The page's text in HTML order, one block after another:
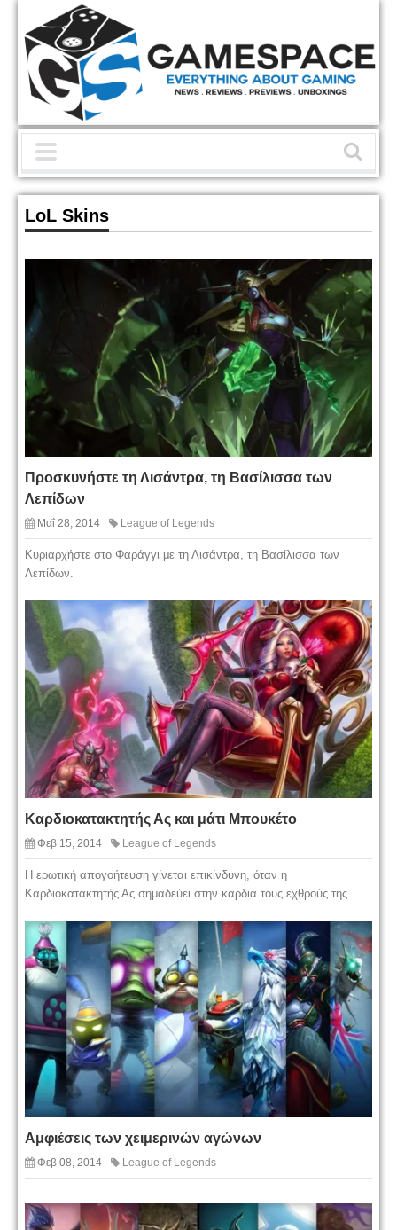
LoL Skins
Προσκυνήστε τη Λισάντρα, τη Βασίλισσα των
Λεπίδων
Μαΐ 28, 2014 League of Legends
Κυριαρχήστε στο Φαράγγι με τη Λισάντρα, τη Βασίλισσα των
Λεπίδων.
Καρδιοκατακτητής Ας και μάτι Μπουκέτο
Φεβ 15, 2014 League of Legends
Η ερωτική απογοήτευση γίνεται επικίνδυνη, όταν η
Καρδιοκατακτητής Ας σημαδεύει στην καρδιά τους εχθρούς της
Αμφιέσεις των χειμερινών αγώνων
Φεβ 08, 2014 League of Legends